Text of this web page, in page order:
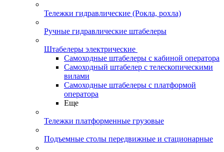
Тележки гидравлические (Рокла, рохла)
Ручные гидравлические штабелеры
Штабелеры электрические
Самоходные штабелеры с кабиной оператора
Самоходный штабелер с телескопическими
вилами
Самоходные штабелеры с платформой
оператора
Еще
Тележки платформенные грузовые
Подъемные столы передвижные и стационарные